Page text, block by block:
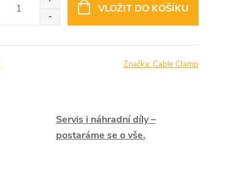
VLOŽIT DO KOŠÍKU
Značka:Cable Clamp
Servis i náhradní díly –
postaráme se o vše.